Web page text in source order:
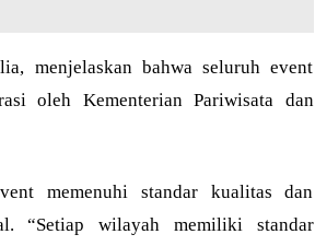
menjelaskan bahwa seluruh event
oleh Kementerian Pariwisata dan
memenuhi standar kualitas dan
“Setiap wilayah memiliki standar